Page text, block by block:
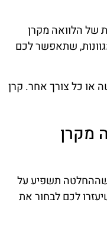
של הלוואה מקרן
שתאפשר לכם
או כל צורך אחר. קרן
מקרן
שההחלטה תשפיע על
לכם לבחור את